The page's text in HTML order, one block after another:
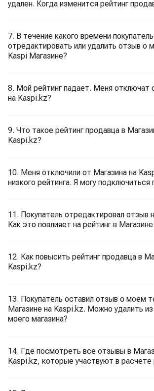
удален. Когда изменится рейтинг
7. В течение какого времени
отредактировать или удалить отзыв о
Kaspi Магазине?
8. Мой рейтинг падает. Меня отключат
на Kaspi.kz?
9. Что такое рейтинг продавца в
Kaspi.kz?
10. Меня отключили от Магазина на
низкого рейтинга. Я могу подключиться
11. Покупатель отредактировал отзыв
Как это повлияет на рейтинг в
12. Как повысить рейтинг продавца в
Kaspi.kz?
13. Покупатель оставил отзыв о моем
Магазине на Kaspi.kz. Можно удалить из
моего магазина?
14. Где посмотреть все отзывы в
Kaspi.kz, которые участвуют в расчете